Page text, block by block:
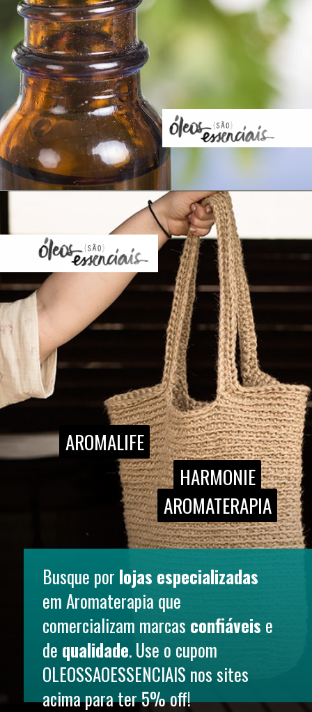
Busque por lojas especializadas
em Aromaterapia que
comercializam marcas confiáveis e
de qualidade. Use o cupom
OLEOSSAOESSENCIAIS nos sites
acima para ter 5% off!
AROMALIFE
AROMALIFE
HARMONIE
AROMATERAPIA
HARMONIE
AROMATERAPIA